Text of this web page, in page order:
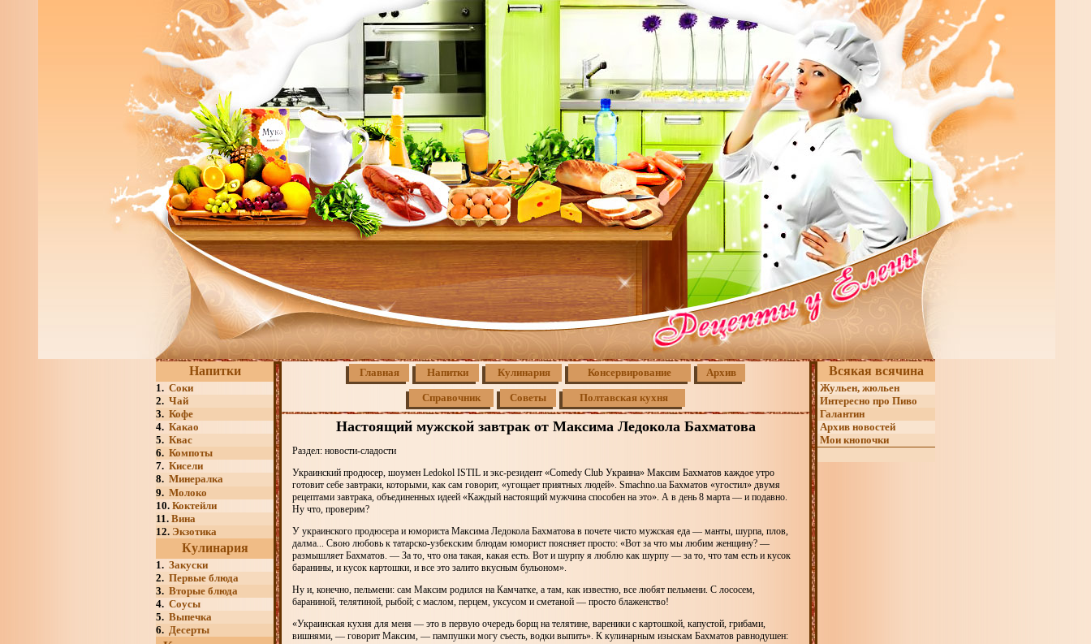
Напитки
1. Соки
2. Чай
3. Кофе
4. Какао
5. Квас
6. Компоты
7. Кисели
8. Минералка
9. Молоко
10. Коктейли
11. Вина
12. Экзотика
Кулинария
1. Закуски
2. Первые блюда
3. Вторые блюда
4. Соусы
5. Выпечка
6. Десерты
Главная Напитки Кулинария Консервирование Архив
Справочник Советы Полтавская кухня
Настоящий мужской завтрак от Максима Ледокола Бахматова
Раздел: новости-сладости
Украинский продюсер, шоумен Ledokol ISTIL и экс-резидент «Comedy Club Украина» Максим Бахматов каждое утро
готовит себе завтраки, которыми, как сам говорит, «угощает приятных людей». Smachno.ua Бахматов «угостил» двумя
рецептами завтрака, объединенных идеей «Каждый настоящий мужчина способен на это». А в день 8 марта — и подавно.
Ну что, проверим?
У украинского продюсера и юмориста Максима Ледокола Бахматова в почете чисто мужская еда — манты, шурпа, плов,
далма... Свою любовь к татарско-узбекским блюдам юморист поясняет просто: «Вот за что мы любим женщину? —
размышляет Бахматов. — За то, что она такая, какая есть. Вот и шурпу я люблю как шурпу — за то, что там есть и кусок
баранины, и кусок картошки, и все это залито вкусным бульоном».
Ну и, конечно, пельмени: сам Максим родился на Камчатке, а там, как известно, все любят пельмени. С лососем,
бараниной, телятиной, рыбой; с маслом, перцем, уксусом и сметаной — просто блаженство!
«Украинская кухня для меня — это в первую очередь борщ на телятине, вареники с картошкой, капустой, грибами,
вишнями, — говорит Максим, — пампушки могу съесть, водки выпить». К кулинарным изыскам Бахматов равнодушен:
Всякая всячина
Жульен, жюльен
Интересно про Пиво
Галантин
Архив новостей
Мои кнопочки